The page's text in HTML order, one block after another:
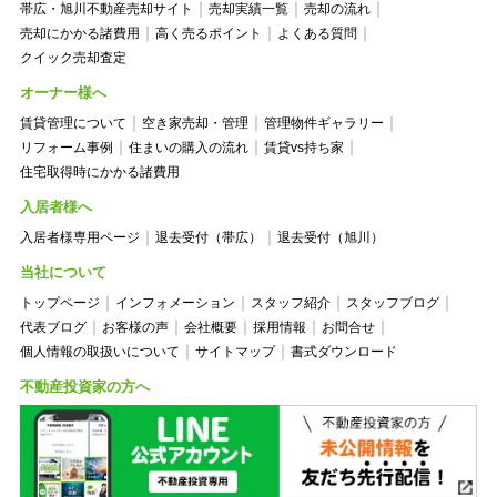
帯広・旭川不動産売却サイト
売却実績一覧
売却の流れ
売却にかかる諸費用
高く売るポイント
よくある質問
クイック売却査定
オーナー様へ
賃貸管理について 空き家売却・管理
管理物件ギャラリー
リフォーム事例
住まいの購入の流れ
賃貸vs持ち家
住宅取得時にかかる諸費用
入居者様へ
入居者様専用ページ 退去受付（帯広） 退去受付（旭川）
当社について
トップページ インフォメーション スタッフ紹介
スタッフブログ
代表ブログ
お客様の声 会社概要 採用情報
お問合せ
個人情報の取扱いについて
サイトマップ 書式ダウンロード
不動産投資家の方へ